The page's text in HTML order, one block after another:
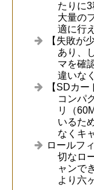
たりに3
大量の
適に行
【失敗が
あり、
マを確
違いな
【SDカ
コンパ
リ（
いるた
なくキ
ロールフ
切なロ
ャンで
より六